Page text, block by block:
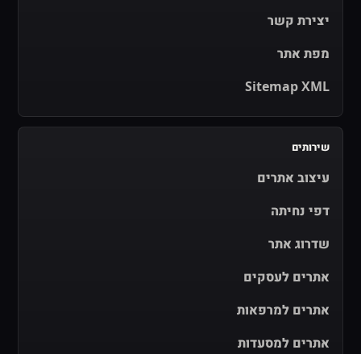
יצירת קשר
מפת אתר
Sitemap XML
שירותים
עיצוב אתרים
דפי נחיתה
שדרוג אתר
אתרים לעסקים
אתרים למרפאות
אתרים למסעדות